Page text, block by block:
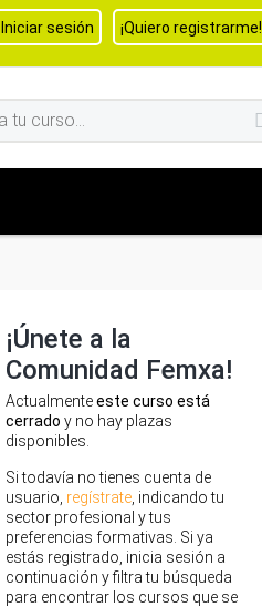
Iniciar sesión ¡Quiero registrarme!
¡Únete a la
Comunidad Femxa!
Actualmenteeste curso está
cerrado y no hay plazas
disponibles.
Si todavía no tienes cuenta de
usuario, regístrate, indicando tu
sector profesional y tus
preferencias formativas. Si ya
estás registrado, inicia sesión a
continuación y filtra tu búsqueda
para encontrar los cursos que se